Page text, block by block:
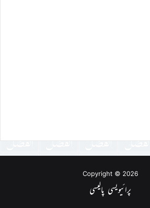
Copyright © 2026
پرائیویسی پالیسی